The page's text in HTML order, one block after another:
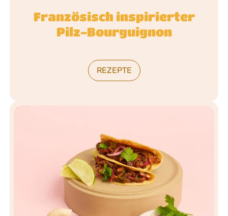
Französisch inspirierter
Pilz-Bourguignon
REZEPTE